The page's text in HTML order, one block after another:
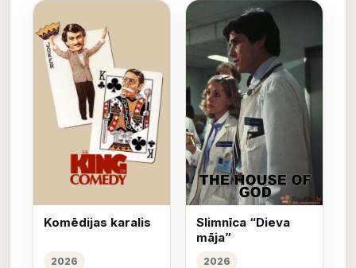
Komēdijas karalis
2026
Slimnīca “Dieva
māja”
2026